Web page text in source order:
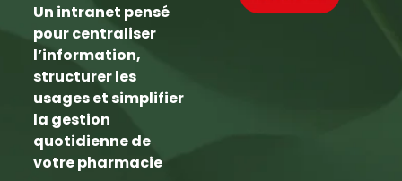
Un intranet pensé
pour centraliser
l’information,
structurer les
usages et simplifier
la gestion
quotidienne de
votre pharmacie